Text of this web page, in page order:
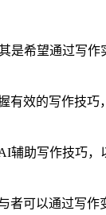
希望通过写作
效的写作技巧
助写作技巧，
可以通过写作